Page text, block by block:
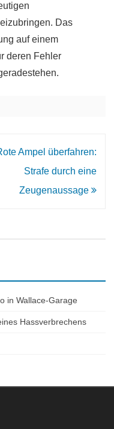
Das
auf einem
deren Fehler
Ampel überfahren:
Strafe durch eine
Zeugenaussage
in Wallace-Garage
Hassverbrechens